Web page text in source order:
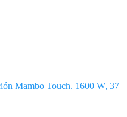
Mambo Touch. 1600 W, 37